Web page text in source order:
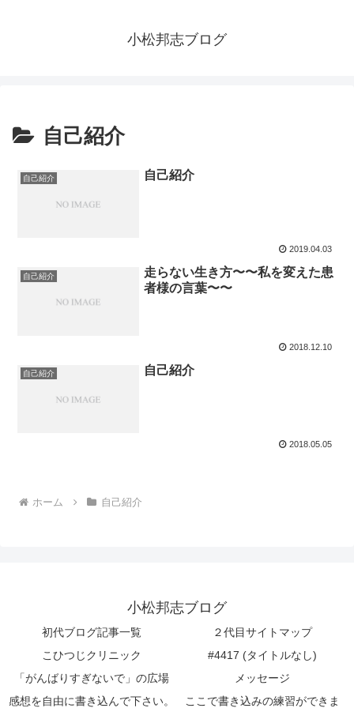
小松邦志ブログ
自己紹介
自己紹介 自己紹介
2019.04.03
自己紹介
走らない生き方〜〜私を変えた患
者様の言葉〜〜
2018.12.10
自己紹介 自己紹介
2018.05.05
ホーム 自己紹介
小松邦志ブログ
初代ブログ記事一覧
２代目サイトマップ
こひつじクリニック
#4417 (タイトルなし)
「がんばりすぎないで」の広場
メッセージ
感想を自由に書き込んで下さい。
ここで書き込みの練習ができま